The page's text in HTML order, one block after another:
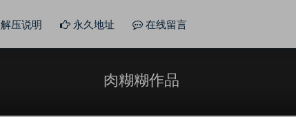
解压说明 永久地址 在线留言
肉糊糊作品